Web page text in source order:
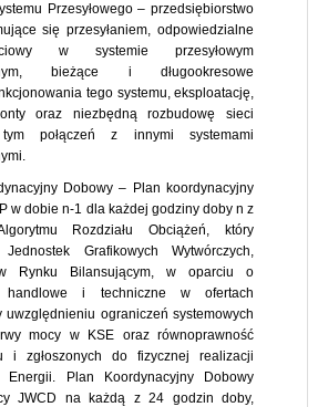
Przesyłowego – przedsiębiorstwo
się przesyłaniem, odpowiedzialne
w systemie przesyłowym
bieżące i długookresowe
tego systemu, eksploatację,
oraz niezbędną rozbudowę sieci
połączeń z innymi systemami
Dobowy – Plan koordynacyjny
w dobie n-1 dla każdej godziny doby n z
Rozdziału Obciążeń, który
Grafikowych Wytwórczych,
w Rynku Bilansującym, w oparciu o
handlowe i techniczne w ofertach
uwzględnieniu ograniczeń systemowych
mocy w KSE oraz równoprawność
i zgłoszonych do fizycznej realizacji
Energii. Plan Koordynacyjny Dobowy
JWCD na każdą z 24 godzin doby,